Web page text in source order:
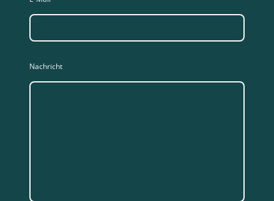
Nachricht